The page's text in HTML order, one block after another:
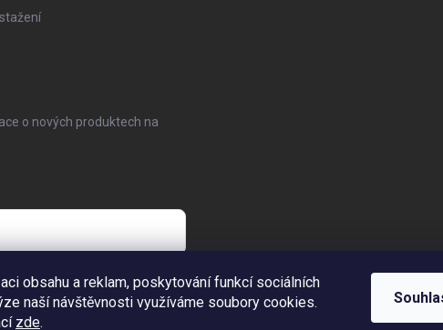
obsahu a reklam, poskytování funkcí sociálních
naší návštěvnosti využíváme soubory cookies.
zde.
o nových produktech na